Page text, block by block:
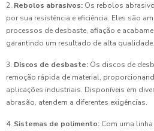
2. Rebolos abrasivos: Os rebolos
por sua resistência e eficiência. Eles são
processos de desbaste, afiação e
garantindo um resultado de alta qualidade.
3. Discos de desbaste: Os discos de
remoção rápida de material,
aplicações industriais. Disponíveis em
abrasão, atendem a diferentes exigências.
4. Sistemas de polimento: Com uma